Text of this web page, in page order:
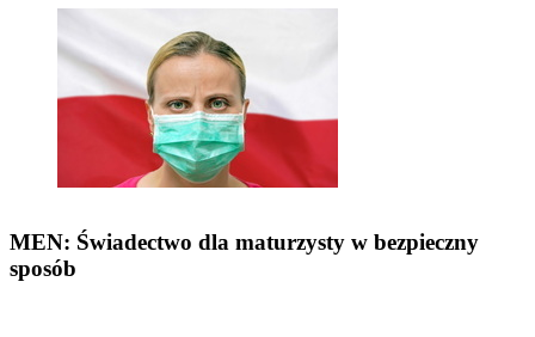
MEN: Świadectwo dla maturzysty w bezpieczny
sposób